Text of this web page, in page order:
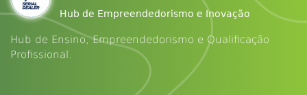
Hub de Empreendedorismo e Inovação
Hub de Ensino, Empreendedorismo e Qualificação
Profissional.